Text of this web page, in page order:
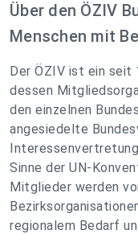
Über den ÖZIV
Menschen mit
Der ÖZIV ist ein seit
dessen
den einzelnen
angesiedelte
Sinne der UN-
Mitglieder werden
regionalem Bedarf